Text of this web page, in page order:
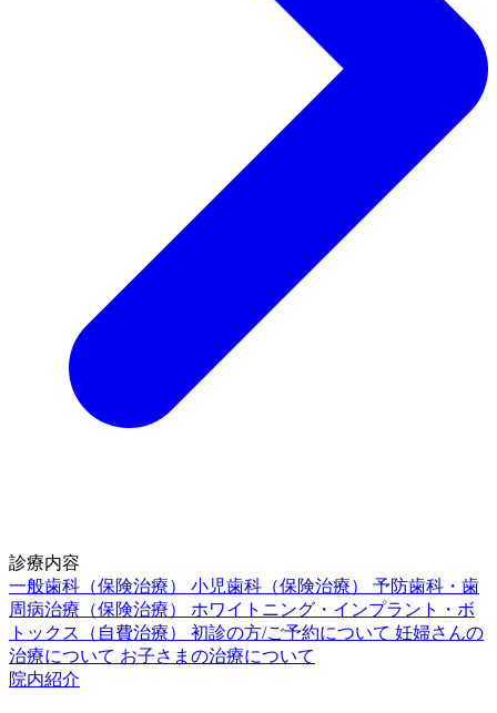
診療内容
一般歯科（保険治療）
小児歯科（保険治療）
予防歯科・歯
周病治療（保険治療）
ホワイトニング・インプラント・ボ
トックス（自費治療）
初診の方/ご予約について 妊婦さんの
治療について お子さまの治療について
院内紹介